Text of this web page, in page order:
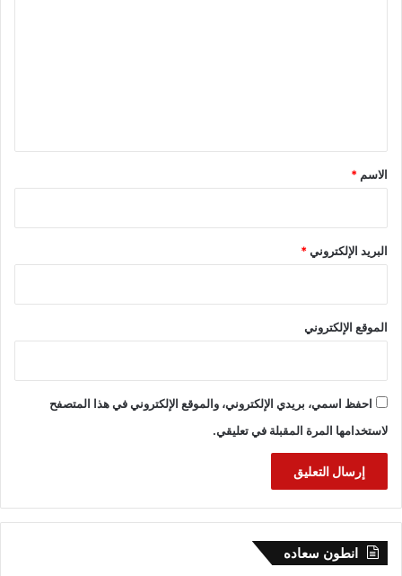
*
الاسم *
البريد الإلكتروني*
الموقع الإلكتروني
احفظ اسمي، بريدي الإلكتروني، والموقع الإلكتروني في هذا المتصفح
لاستخدامها المرة المقبلة في تعليقي.
انطون سعاده